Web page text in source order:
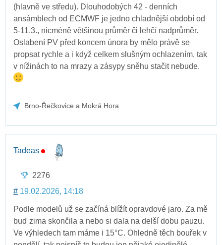
(hlavně ve středu). Dlouhodobých 42 - denních
ansámblech od ECMWF je jedno chladnější období od
5-11.3., nicméně většinou průměr či lehčí nadprůměr.
Oslabení PV před koncem února by mělo právě se
propsat rychle a i když celkem slušným ochlazením, tak
v nížinách to na mrazy a zásypy sněhu stačit nebude.
Brno-Řečkovice a Mokrá Hora
Tadeas
2276
# 19.02.2026, 14:18
Podle modelů už se začíná blížít opravdové jaro. Za mě
buď zima skončila a nebo si dala na delší dobu pauzu.
Ve výhledech tam máme i 15°C. Ohledně těch bouřek v